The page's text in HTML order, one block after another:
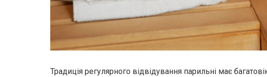
Традиція регулярного відвідування парильні має